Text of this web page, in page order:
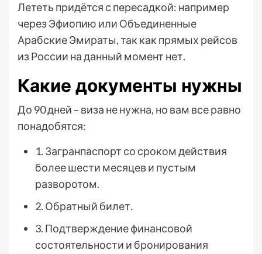
Лететь придётся с пересадкой: например
через Эфиопию или Объединенные
Арабские Эмираты, так как прямых рейсов
из России на данный момент нет.
Какие документы нужны
До 90 дней – виза не нужна, но вам все равно
понадобятся:
1. Загранпаспорт со сроком действия
более шести месяцев и пустым
разворотом.
2. Обратный билет.
3. Подтверждение финансовой
состоятельности и бронирования